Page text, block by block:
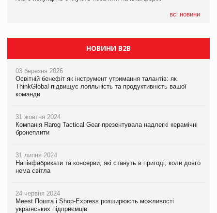
всі новини
НОВИНИ B2B
03 березня 2026
Освітній бенефіт як інструмент утримання талантів: як
ThinkGlobal підвищує лояльність та продуктивність вашої
команди
31 жовтня 2024
Компанія Rarog Tactical Gear презентувала надлегкі керамічні
бронеплити
31 липня 2024
Напівфабрикати та консерви, які стануть в пригоді, коли довго
нема світла
24 червня 2024
Meest Пошта і Shop-Express розширюють можливості
українських підприємців